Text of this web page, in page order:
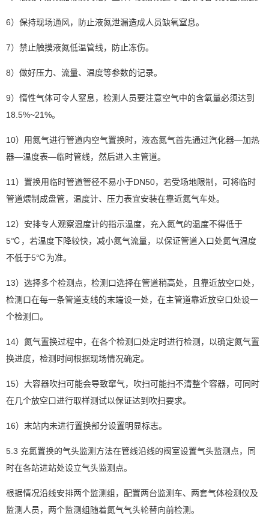
6）保持现场通风，防止液氮泄漏造成人员缺氧窒息。
7）禁止触摸液氮低温管线，防止冻伤。
8）做好压力、流量、温度等参数的记录。
9）惰性气体可令人窒息，检测人员要注意空气中的含氧量必须达到
18.5%~21%。
10）用氮气进行管道内空气置换时，液态氮气首先通过汽化器—加热
器—温度表—临时管线，然后进入主管道。
11）置换用临时管道管径不易小于DN50，若受场地限制，可将临时
管道煨制成盘管，温度计、压力表宜安装在靠近氮气车处。
12）安排专人观察温度计的指示温度，充入氮气的温度不得低于
5℃，若温度下降较快，减小氮气流量，以保证管道入口处氮气温度
不低于5℃为准。
13）选择多个检测点，检测口选择在管道稍高处，且靠近放空口处，
检测口在每一条管道支线的末端设一处，在主管道靠近放空口处设一
个检测口。
14）氮气置换过程中，在各个检测口处定时进行检测，以确定氮气置
换进度，检测时间根据现场情况确定。
15）大容器吹扫可能会导致窜气，吹扫可能扫不清整个容器，可同时
在几个放空口进行取样测试以保证达到吹扫要求。
16）末站内未进行置换部分设置明显标志。
5.3 充氮置换的气头监测方法在管线沿线的阀室设置气头监测点，同
时在各站进站处设立气头监测点。
根据情况沿线安排两个监测组，配置两台监测车、两套气体检测仪及
监测人员，两个监测组随着氮气气头轮替向前检测。